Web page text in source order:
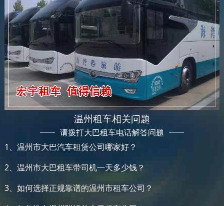
温州租车相关问题
请拨打大巴租车电话解答问题
1、温州市大巴汽车租赁公司哪家好？
2、温州市大巴租车带司机一天多少钱？
3、如何选择正规靠谱的温州市租车公司？